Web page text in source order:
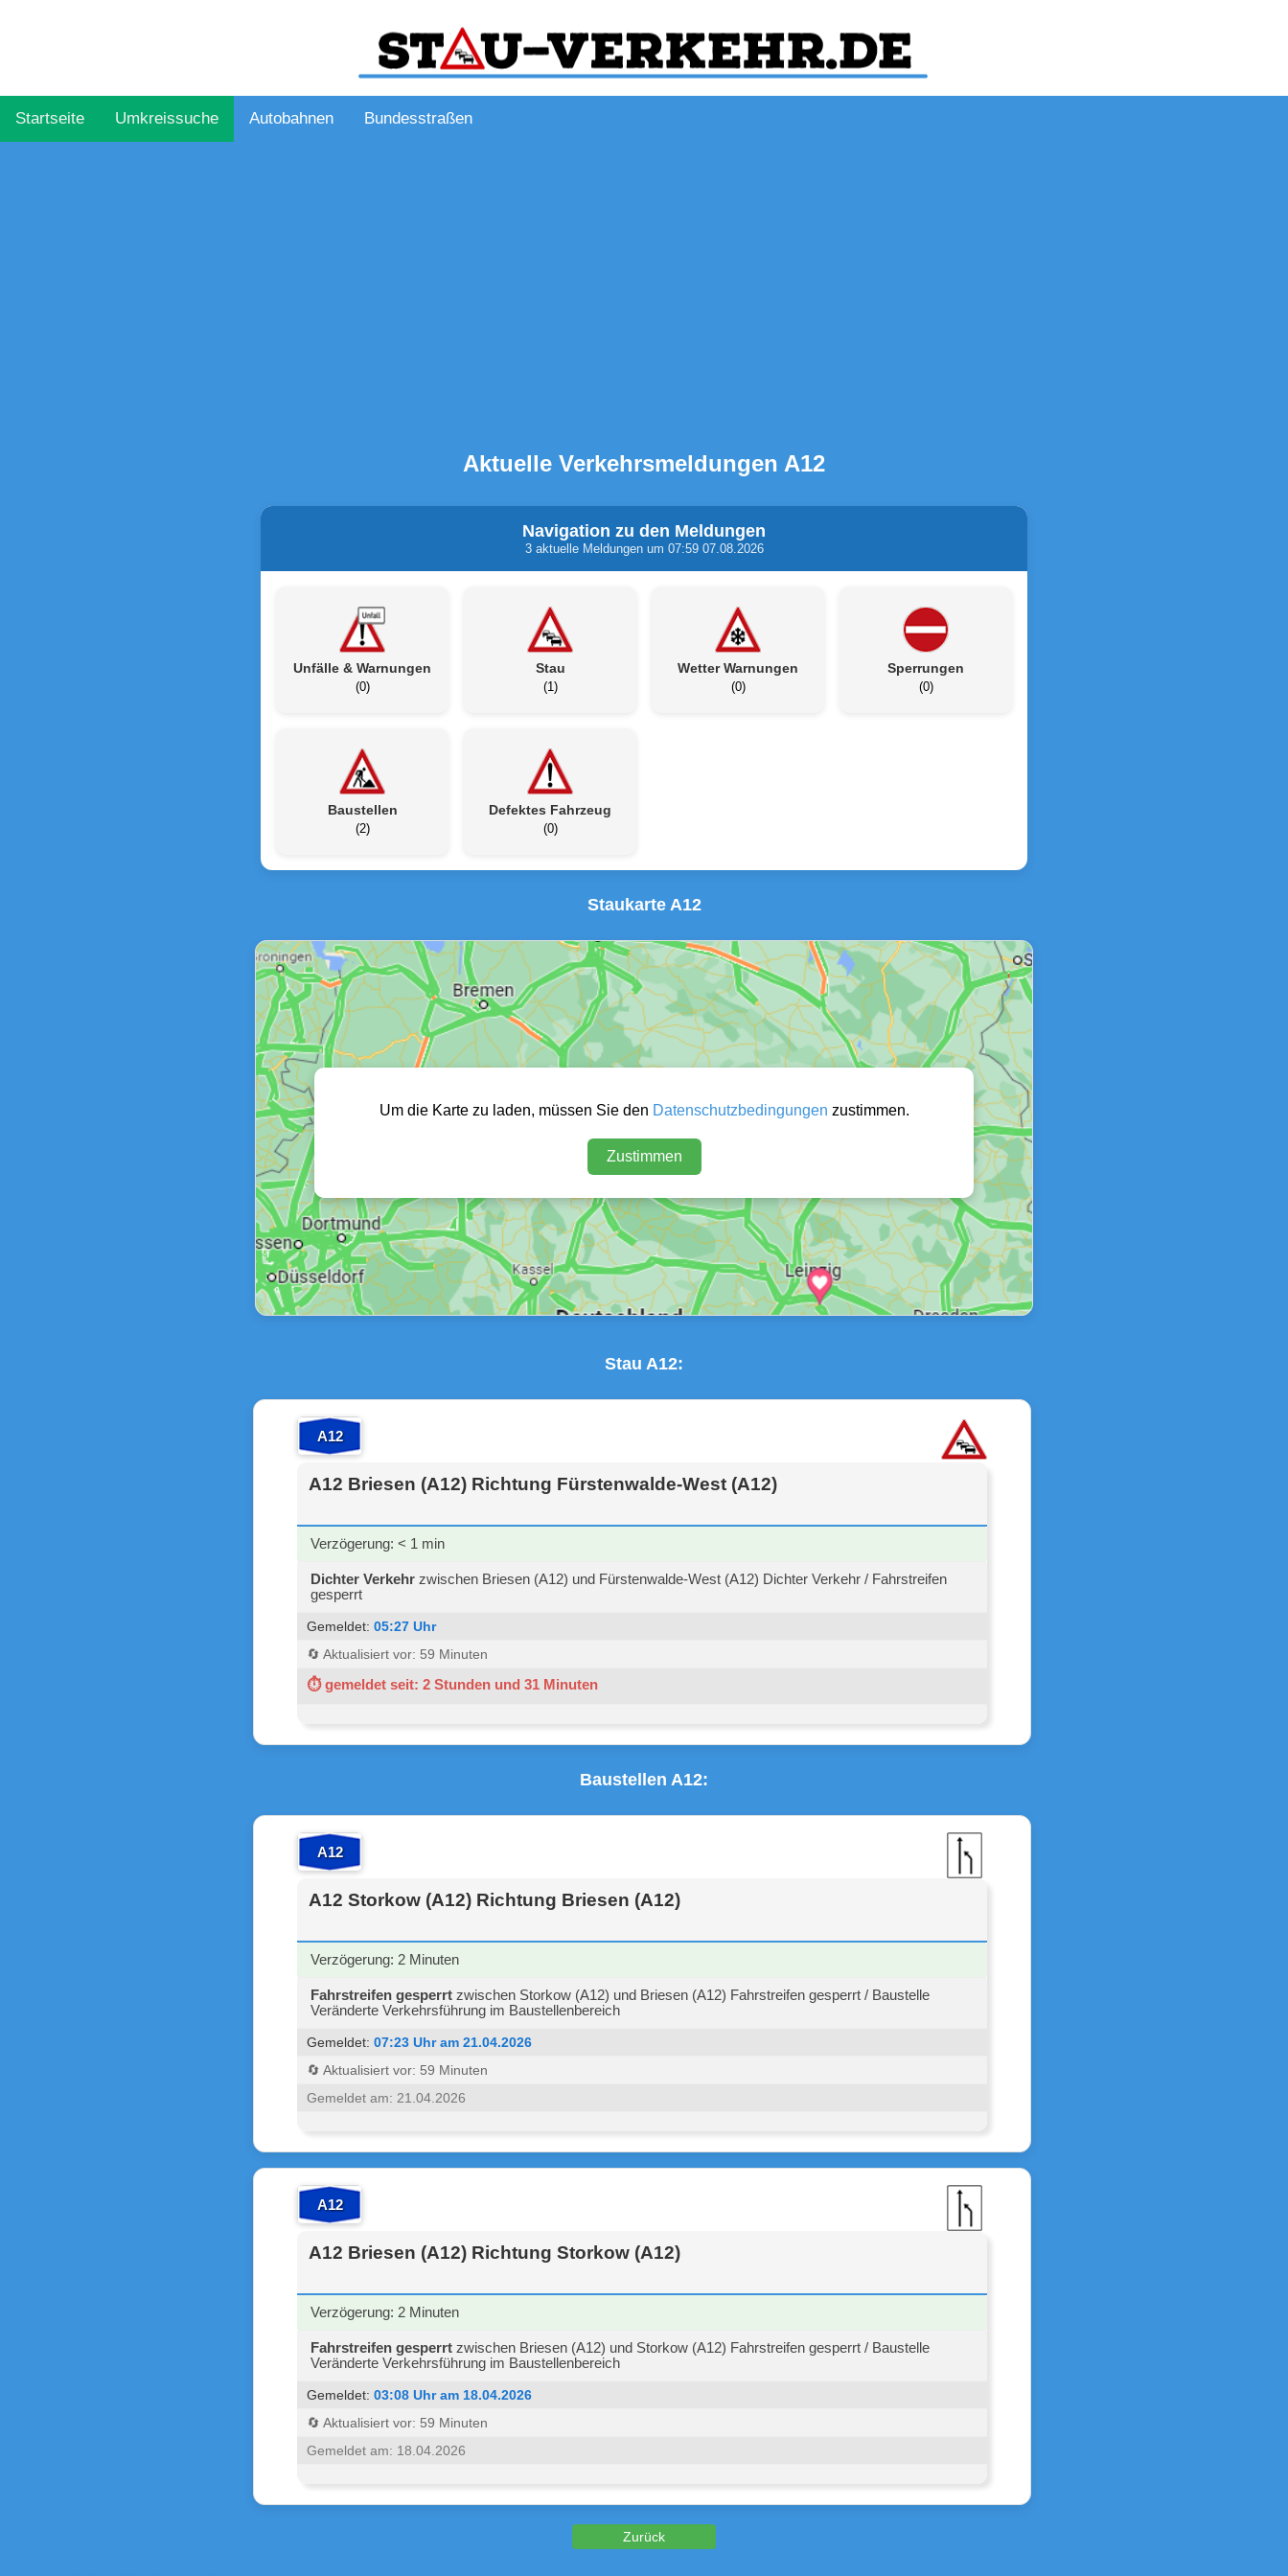
Startseite Umkreissuche Autobahnen Bundesstraßen
Aktuelle Verkehrsmeldungen A12
Navigation zu den Meldungen
3 aktuelle Meldungen um 07:59 07.08.2026
Unfälle & Warnungen
(0)
Stau
(1)
Wetter Warnungen
(0)
Sperrungen
(0)
Baustellen
(2)
Defektes Fahrzeug
(0)
Staukarte A12
Um die Karte zu laden, müssen Sie den Datenschutzbedingungen zustimmen.
Zustimmen
Stau A12:
A12
A12 Briesen (A12) Richtung Fürstenwalde-West (A12)
Verzögerung: < 1 min
Dichter Verkehr zwischen Briesen (A12) und Fürstenwalde-West (A12) Dichter Verkehr / Fahrstreifen
gesperrt
Gemeldet: 05:27 Uhr
🔄 Aktualisiert vor: 59 Minuten
⏱ gemeldet seit: 2 Stunden und 31 Minuten
Baustellen A12:
A12
A12 Storkow (A12) Richtung Briesen (A12)
Verzögerung: 2 Minuten
Fahrstreifen gesperrt zwischen Storkow (A12) und Briesen (A12) Fahrstreifen gesperrt / Baustelle
Veränderte Verkehrsführung im Baustellenbereich
Gemeldet: 07:23 Uhr am 21.04.2026
🔄 Aktualisiert vor: 59 Minuten
Gemeldet am: 21.04.2026
A12
A12 Briesen (A12) Richtung Storkow (A12)
Verzögerung: 2 Minuten
Fahrstreifen gesperrt zwischen Briesen (A12) und Storkow (A12) Fahrstreifen gesperrt / Baustelle
Veränderte Verkehrsführung im Baustellenbereich
Gemeldet: 03:08 Uhr am 18.04.2026
🔄 Aktualisiert vor: 59 Minuten
Gemeldet am: 18.04.2026